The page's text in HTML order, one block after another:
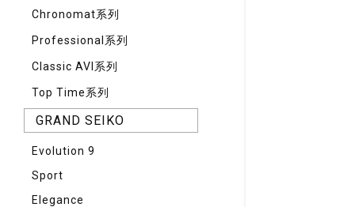
Chronomat系列
Professional系列
Classic AVI系列
Top Time系列
GRAND SEIKO
Evolution 9
Sport
Elegance